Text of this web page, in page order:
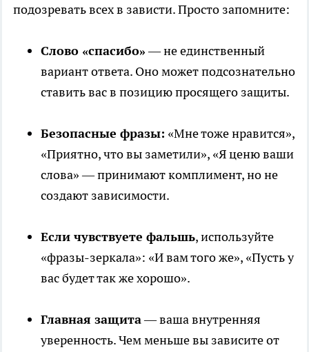
подозревать всех в зависти. Просто запомните:
Слово «спасибо»— не единственный
вариант ответа. Оно может подсознательно
ставить вас в позицию просящего защиты.
Безопасные фразы: «Мне тоже нравится»,
«Приятно, что вы заметили», «Я ценю ваши
слова» — принимают комплимент, но не
создают зависимости.
Если чувствуете фальшь, используйте
«фразы-зеркала»: «И вам того же», «Пусть у
вас будет так же хорошо».
Главная защита— ваша внутренняя
уверенность. Чем меньше вы зависите от